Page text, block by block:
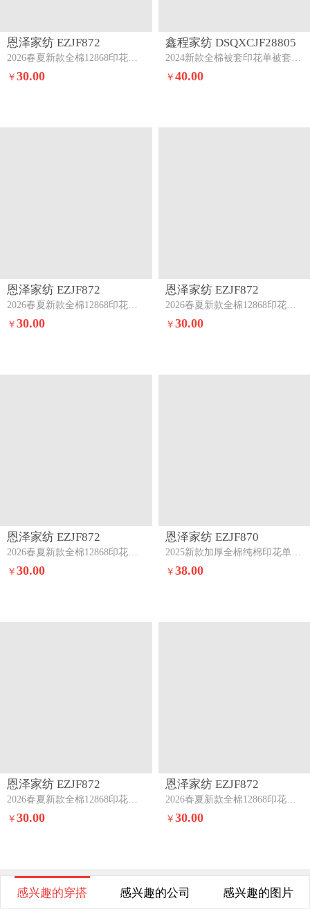
恩泽家纺 EZJF872
2026春夏新款全棉12868印花四件套单品系列-单被套（提供，预留缩水率）甜心汪-蓝
￥30.00
鑫程家纺 DSQXCJF28805
2024新款全棉被套印花单被套雨花石
￥ 40.00
恩泽家纺 EZJF872
2026春夏新款全棉12868印花四件套单品系列-单被套（提供，预留缩水率）草莓季
￥30.00
恩泽家纺 EZJF872
2026春夏新款全棉12868印花四件套单品系列-单被套（提供，预留缩水率）洛琳粉
￥ 30.00
恩泽家纺 EZJF872
2026春夏新款全棉12868印花四件套单品系列-单被套（提供，预留缩水率）奶油阿布
￥30.00
恩泽家纺 EZJF870
2025新款加厚全棉纯棉印花单被套-第二批夏花
￥ 38.00
恩泽家纺 EZJF872
2026春夏新款全棉12868印花四件套单品系列-单被套（提供，预留缩水率）星动情节
￥30.00
恩泽家纺 EZJF872
2026春夏新款全棉12868印花四件套单品系列-单被套（提供，预留缩水率）甜小桔
￥ 30.00
感兴趣的穿搭 感兴趣的公司 感兴趣的图片